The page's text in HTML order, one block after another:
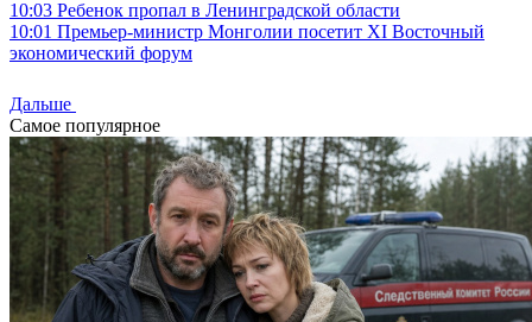
10:03 Ребенок пропал в Ленинградской области
10:01 Премьер-министр Монголии посетит XI Восточный
экономический форум
Дальше
Самое популярное